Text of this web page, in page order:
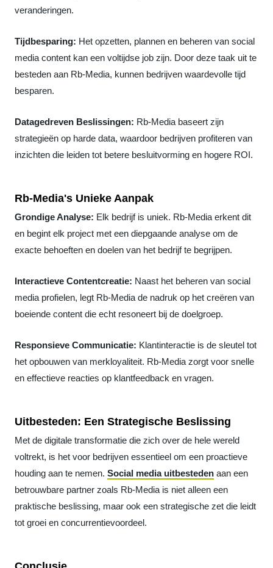
veranderingen.
Tijdbesparing: Het opzetten, plannen en beheren van social
media content kan een voltijdse job zijn. Door deze taak uit te
besteden aan Rb-Media, kunnen bedrijven waardevolle tijd
besparen.
Datagedreven Beslissingen: Rb-Media baseert zijn
strategieën op harde data, waardoor bedrijven profiteren van
inzichten die leiden tot betere besluitvorming en hogere ROI.
Rb-Media's Unieke Aanpak
Grondige Analyse: Elk bedrijf is uniek. Rb-Media erkent dit
en begint elk project met een diepgaande analyse om de
exacte behoeften en doelen van het bedrijf te begrijpen.
Interactieve Contentcreatie: Naast het beheren van social
media profielen, legt Rb-Media de nadruk op het creëren van
boeiende content die echt resoneert bij de doelgroep.
Responsieve Communicatie: Klantinteractie is de sleutel tot
het opbouwen van merkloyaliteit. Rb-Media zorgt voor snelle
en effectieve reacties op klantfeedback en vragen.
Uitbesteden: Een Strategische Beslissing
Met de digitale transformatie die zich over de hele wereld
voltrekt, is het voor bedrijven essentieel om een proactieve
houding aan te nemen. Social media uitbesteden aan een
betrouwbare partner zoals Rb-Media is niet alleen een
praktische beslissing, maar ook een strategische zet die leidt
tot groei en concurrentievoordeel.